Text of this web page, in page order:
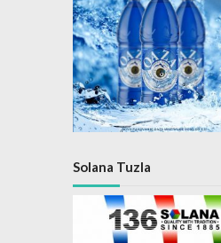
Solana Tuzla